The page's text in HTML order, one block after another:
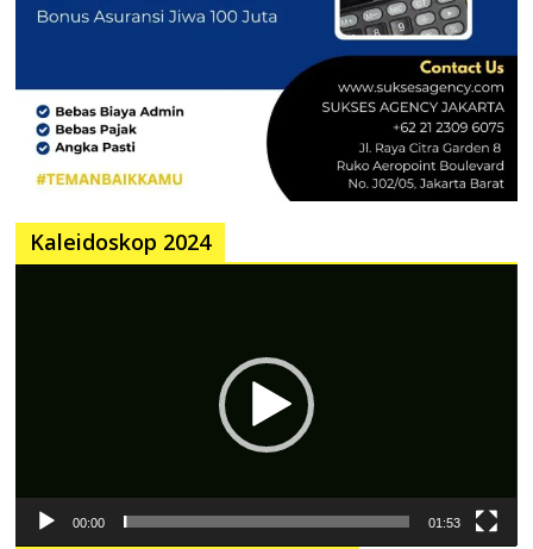
Kaleidoskop 2024
00:00 01:53